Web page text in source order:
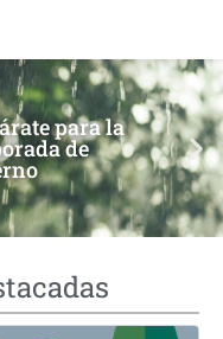
para la
de